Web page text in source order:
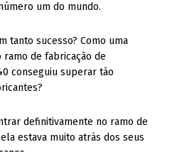
um do mundo.
tanto sucesso? Como uma
de fabricação de
conseguiu superar tão
definitivamente no ramo de
estava muito atrás dos seus